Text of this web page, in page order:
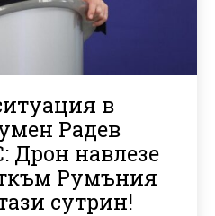
в
Радев
Дрон навлезе
Румъния
сутрин!